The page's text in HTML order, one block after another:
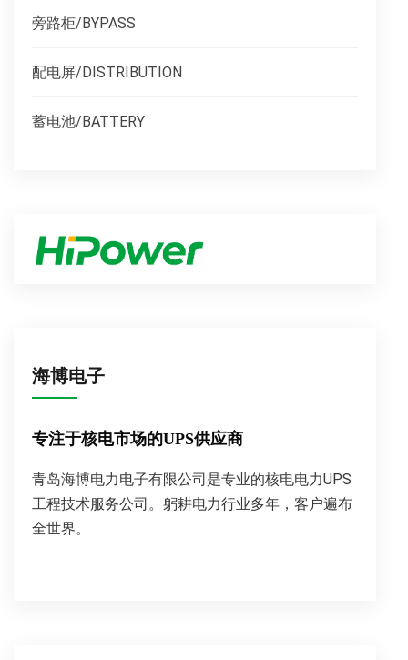
旁路柜/BYPASS
配电屏/DISTRIBUTION
蓄电池/BATTERY
海博电子
专注于核电市场的UPS供应商
青岛海博电力电子有限公司是专业的核电电力UPS
工程技术服务公司。躬耕电力行业多年，客户遍布
全世界。